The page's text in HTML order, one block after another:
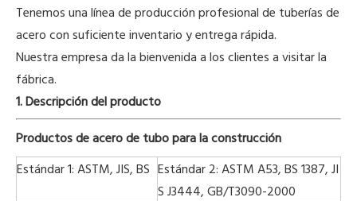
Tenemos una línea de producción profesional de tuberías de
acero con suficiente inventario y entrega rápida.
Nuestra empresa da la bienvenida a los clientes a visitar la
fábrica.
1. Descripción del producto
Productos de acero de tubo para la construcción
Estándar 1: ASTM, JIS, BS Estándar 2: ASTM A53, BS 1387, JI
S J3444, GB/T3090-2000